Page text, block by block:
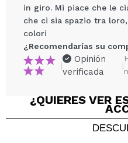
Compartir un
¿Recomendarías
in giro. Mi piace che le
che ci sia spazio tra
colori
¿Recomendarías su
|
Opinión
verificada
|
¿QUIERES VER